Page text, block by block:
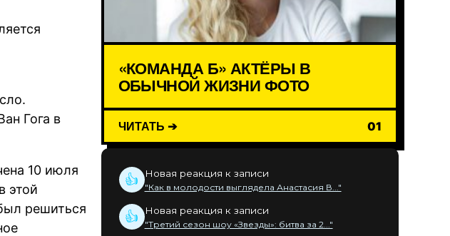
Гога в
10 июля
этой
решиться
«КОМАНДА Б» АКТЁРЫ В
ОБЫЧНОЙ ЖИЗНИ ФОТО
ЧИТАТЬ ➔ 01
👍 Новая реакция к записи
"Как в молодости выглядела Анастасия В..."
👍 Новая реакция к записи
"Третий сезон шоу «Звезды»: битва за 2..."